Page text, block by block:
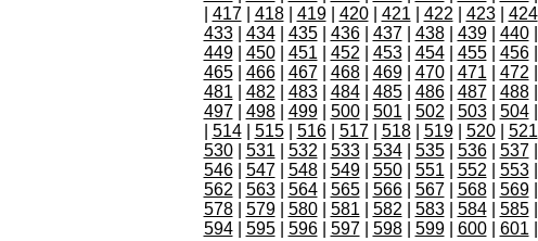
417| 418| 419| 420| 421 422 423| 424
433| 434| 435| 436| 437| 438| 439| 440|
449| 450| 451 452 453| 454| 455| 456|
465| 466| 467| 468| 469| 470| 471 472
481
482 483| 484| 485| 486| 487| 488|
497| 498| 499| 500| 501 502 503| 504|
514| 515| 516| 517| 518| 519| 520| 521
530| 531 532 533| 534| 535| 536| 537|
546| 547| 548| 549| 550| 551 552 553|
562
563| 564| 565| 566| 567| 568| 569|
578| 579| 580| 581 582 583| 584| 585|
594| 595| 596| 597| 598| 599| 600| 601